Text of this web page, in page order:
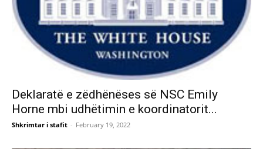
Deklaratë e zëdhënëses së NSC Emily
Horne mbi udhëtimin e koordinatorit...
Shkrimtar i stafit - February 19, 2022